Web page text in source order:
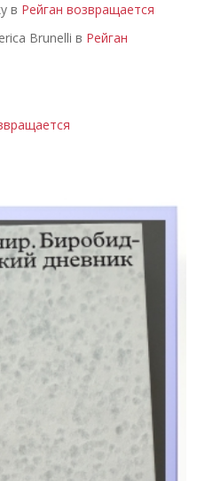
в Рейган возвращается
Brunelli в Рейган